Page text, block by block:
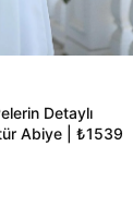
Detaylı
Abiye | ₺1539